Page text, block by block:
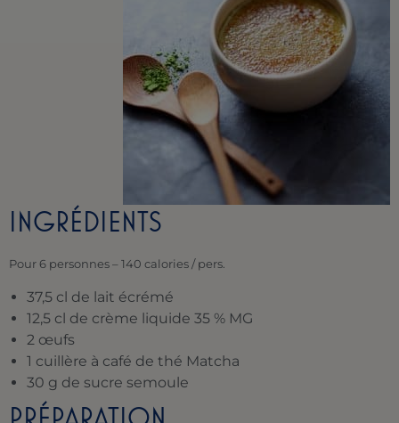
INGRÉDIENTS
Pour 6 personnes – 140 calories / pers.
37,5 cl de lait écrémé
12,5 cl de crème liquide 35 % MG
2 œufs
1 cuillère à café de thé Matcha
30 g de sucre semoule